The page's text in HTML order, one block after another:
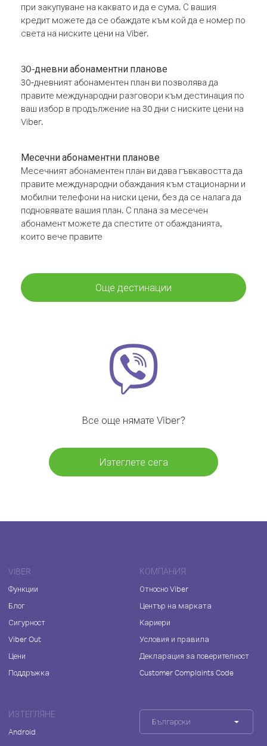
при закупуване на каквато и да е сума. С вашия
кредит можете да се обаждате към кой да е номер по
света на ниските цени на Viber.
30-дневни абонаментни планове
30-дневният абонаментен план ви позволява да
правите международни разговори към дестинация по
ваш избор в продължение на 30 дни с ниските цени на
Viber.
Месечни абонаментни планове
Месечният абонаментен план ви дава гъвкавостта да
правите международни обаждания към стационарни и
мобилни телефони на ниски цени, без да се налага да
подновявате вашия план. С плана за месечен
абонамент можете да спестите от обажданията,
които вече правите
Още дестинации
Все още нямате Viber?
Изтеглете сега
VIBER
Функции
Блог
Сигурност
Viber Out
Цени
Поддръжка
КОМПАНИЯ
Относно Viber
Център на марката
Кариери
Условия и правила
Декларация за поверителност
Customer Complaints Code
ИЗТЕГЛЯНЕ
Android
Български